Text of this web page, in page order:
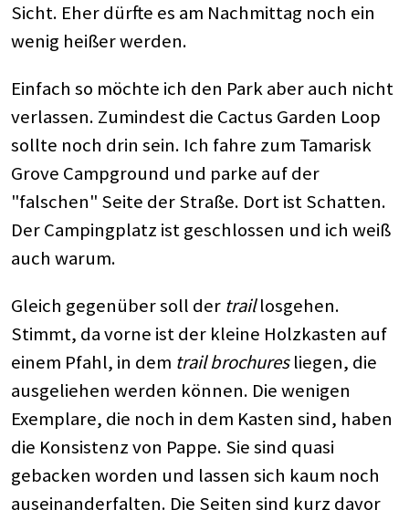
Sicht. Eher dürfte es am Nachmittag noch ein
wenig heißer werden.
Einfach so möchte ich den Park aber auch nicht
verlassen. Zumindest die Cactus Garden Loop
sollte noch drin sein. Ich fahre zum Tamarisk
Grove Campground und parke auf der
"falschen" Seite der Straße. Dort ist Schatten.
Der Campingplatz ist geschlossen und ich weiß
auch warum.
Gleich gegenüber soll der traillosgehen.
Stimmt, da vorne ist der kleine Holzkasten auf
einem Pfahl, in dem trail brochuresliegen, die
ausgeliehen werden können. Die wenigen
Exemplare, die noch in dem Kasten sind, haben
die Konsistenz von Pappe. Sie sind quasi
gebacken worden und lassen sich kaum noch
auseinanderfalten. Die Seiten sind kurz davor